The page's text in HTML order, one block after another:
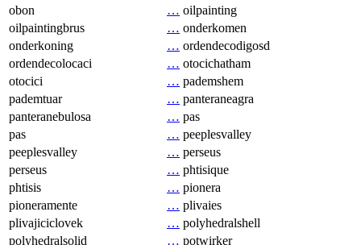
obon
… oilpainting
oilpaintingbrus
… onderkomen
onderkoning
… ordendecodigosd
ordendecolocaci
… otocichatham
otocici
… pademshem
pademtuar
… panteraneagra
panteranebulosa
… pas
pas
… peeplesvalley
peeplesvalley
… perseus
perseus
… phtisique
phtisis
… pionera
pioneramente
… plivaies
plivajiciclovek
… polyhedralshell
polyhedralsolid
… potwirker